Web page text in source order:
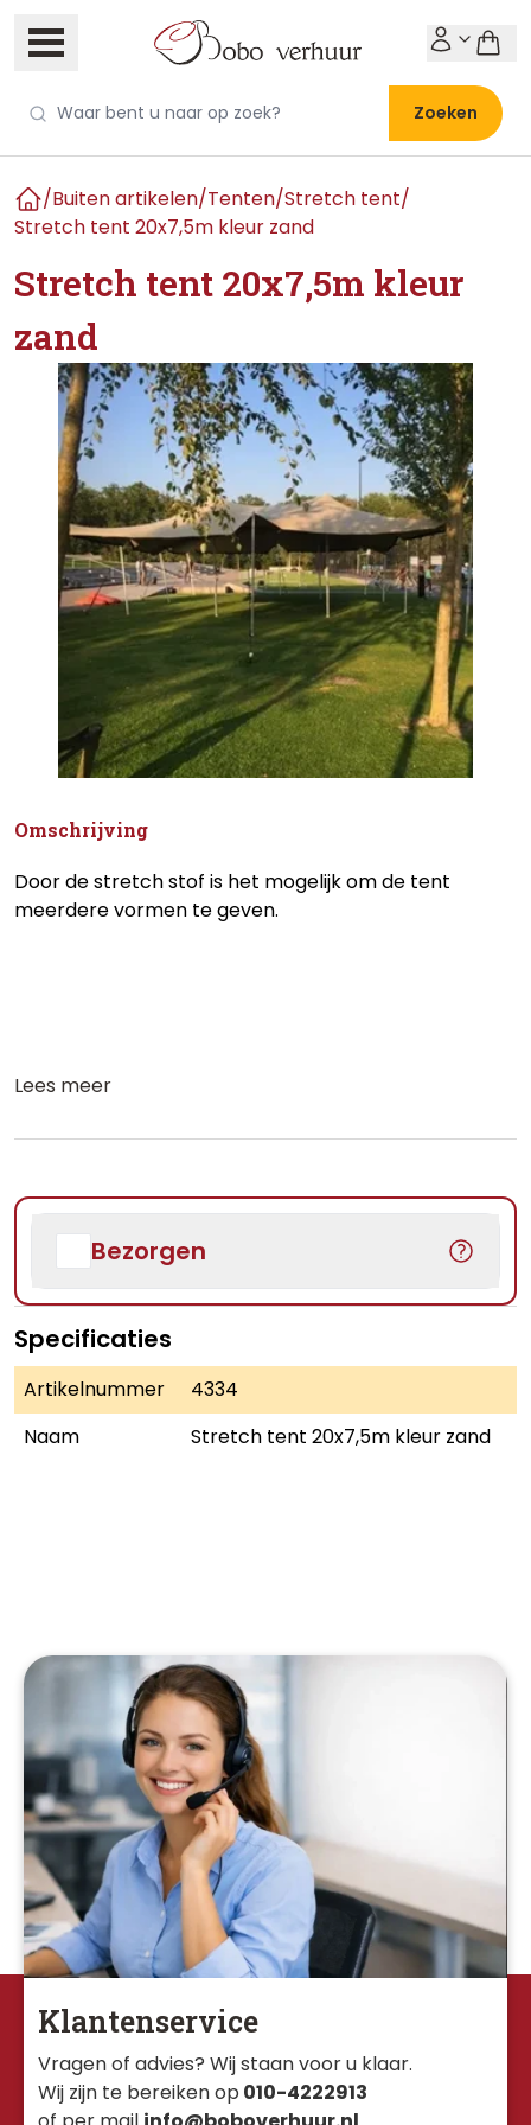
Zoeken
Home
/Buiten artikelen/Tenten/Stretch tent/
Stretch tent 20x7,5m kleur zand
Stretch tent 20x7,5m kleur
zand
Omschrijving
Door de stretch stof is het mogelijk om de tent
meerdere vormen te geven.
Lees meer
Bezorgen
Specificaties
Artikelnummer
4334
Naam
Stretch tent 20x7,5m kleur zand
Klantenservice
Vragen of advies? Wij staan voor u klaar.
Wij zijn te bereiken op 010-4222913